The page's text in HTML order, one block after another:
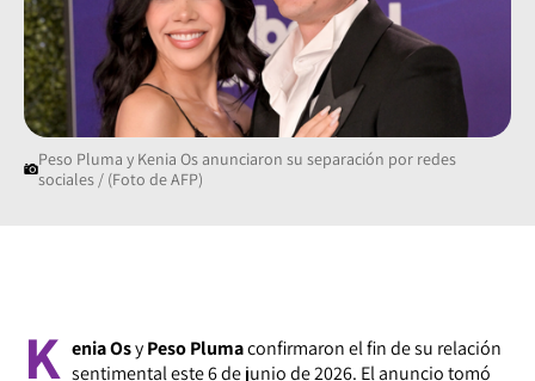
Peso Pluma y Kenia Os anunciaron su separación por redes
sociales / (Foto de AFP)
K enia OsyPeso Plumaconfirmaron el fin de su relación
sentimental este6 de junio de 2026. El anuncio tomó